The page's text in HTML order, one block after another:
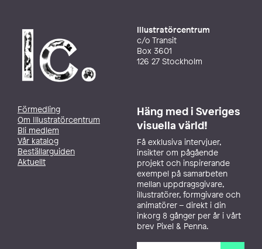
Illustratörcentrum
c/o Transit
Box 3601
126 27 Stockholm
Förmedling
Om Illustratörcentrum
Bli medlem
Vår katalog
Beställarguiden
Aktuellt
Häng med i Sveriges
visuella värld!
Få exklusiva intervjuer,
insikter om pågående
projekt och inspirerande
exempel på samarbeten
mellan uppdragsgivare,
illustratörer, formgivare och
animatörer – direkt i din
inkorg 8 gånger per år i vårt
brev Pixel & Penna.